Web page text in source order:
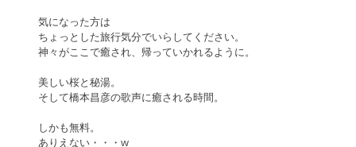
気になった方は
ちょっとした旅行気分でいらしてください。
神々がここで癒され、帰っていかれるように。
美しい桜と秘湯。
そして橋本昌彦の歌声に癒される時間。
しかも無料。
ありえない・・・w